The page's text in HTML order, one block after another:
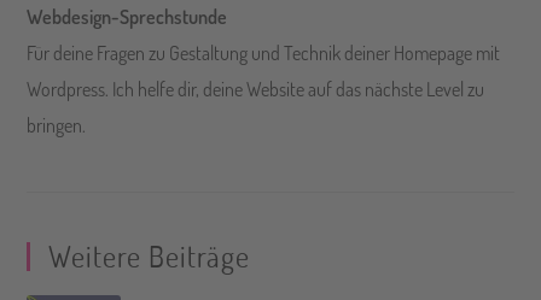
Webdesign-Sprechstunde
Für deine Fragen zu Gestaltung und Technik deiner Homepage mit
Wordpress. Ich helfe dir, deine Website auf das nächste Level zu
bringen.
Weitere Beiträge